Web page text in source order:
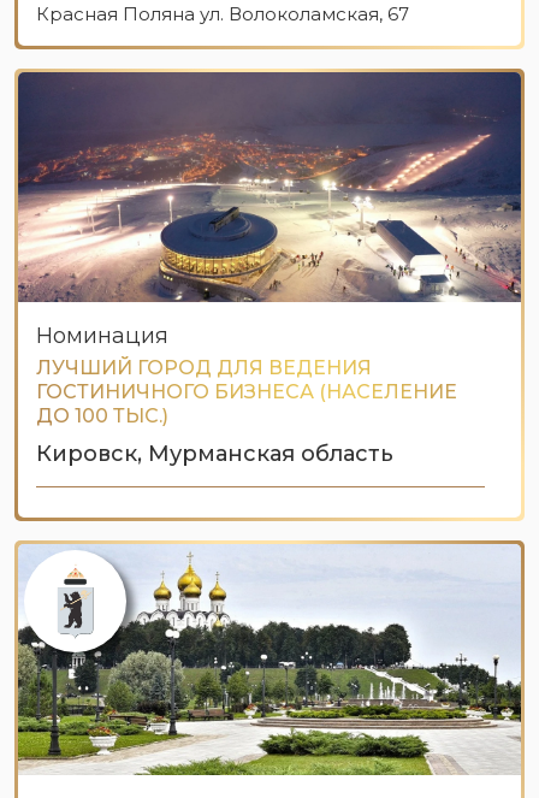
Красная Поляна ул. Волоколамская, 67
Номинация
ЛУЧШИЙ ГОРОД ДЛЯ ВЕДЕНИЯ
ГОСТИНИЧНОГО БИЗНЕСА (НАСЕЛЕНИЕ
ДО 100 ТЫС.)
Кировск, Мурманская область